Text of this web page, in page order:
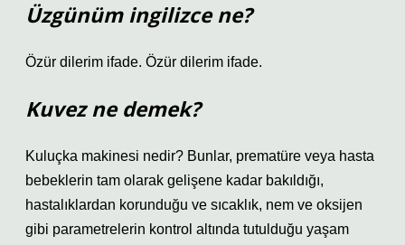
Üzgünüm ingilizce ne?
Özür dilerim ifade. Özür dilerim ifade.
Kuvez ne demek?
Kuluçka makinesi nedir? Bunlar, prematüre veya hasta
bebeklerin tam olarak gelişene kadar bakıldığı,
hastalıklardan korunduğu ve sıcaklık, nem ve oksijen
gibi parametrelerin kontrol altında tutulduğu yaşam